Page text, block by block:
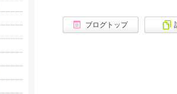
ブログトップ